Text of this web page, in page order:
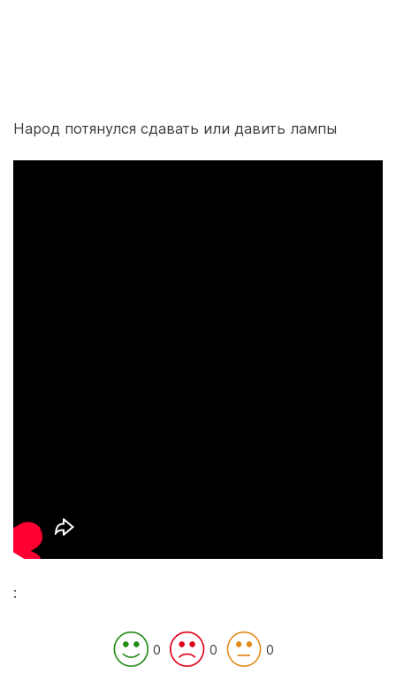
Народ потянулся сдавать или давить лампы
:
0 0 0